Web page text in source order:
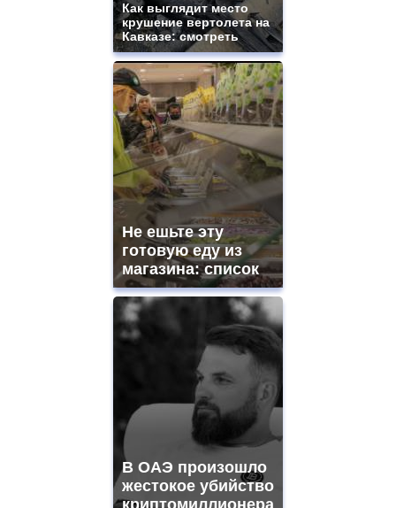
Как выглядит место
крушение вертолета на
Кавказе: смотреть
Не ешьте эту
готовую еду из
магазина: список
В ОАЭ произошло
жестокое убийство